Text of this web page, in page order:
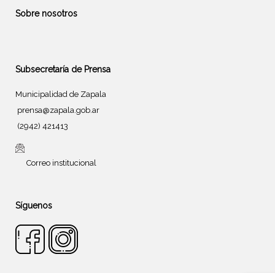
Sobre nosotros
Subsecretaría de Prensa
Municipalidad de Zapala
prensa@zapala.gob.ar
(2942) 421413
Correo institucional
Síguenos